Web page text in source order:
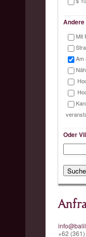
Mit
Am
Oder
+62